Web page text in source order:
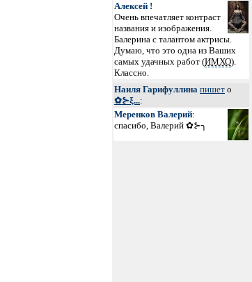
Алексей !
Очень впечатляет контраст
названия и изображения.
Балерина с талантом актрисы.
Думаю, что это одна из Ваших
самых удачных работ (ИМХО).
Классно.
Наиля Гарифуллина пишет о
✿⊱ξ...:
Меренков Валерий:
спасибо, Валерий ✿⊱╮